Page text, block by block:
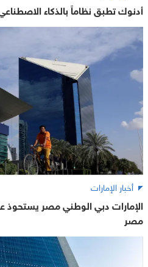
أدنوك تطبق نظاماً بالذكاء
أخبار الإمارات
مصر